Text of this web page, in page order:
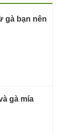
gà bạn nên
gà mía